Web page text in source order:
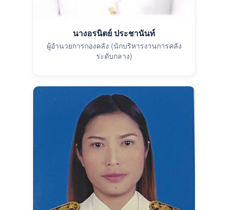
นางอรนิตย์ ประชานันท์
ผู้อำนวยการกองคลัง (นักบริหารงานการคลัง
ระดับกลาง)